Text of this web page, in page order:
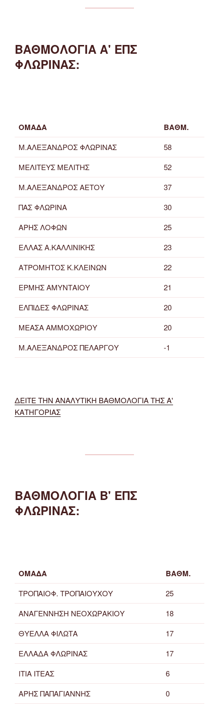
ΒΑΘΜΟΛΟΓΙΑ Α' ΕΠΣ
ΦΛΩΡΙΝΑΣ:
ΟΜΑΔΑ ΒΑΘΜ.
Μ.ΑΛΕΞΑΝΔΡΟΣ ΦΛΩΡΙΝΑΣ
58
ΜΕΛΙΤΕΥΣ ΜΕΛΙΤΗΣ
52
Μ.ΑΛΕΞΑΝΔΡΟΣ ΑΕΤΟΥ
37
ΠΑΣ ΦΛΩΡΙΝΑ
30
ΑΡΗΣ ΛΟΦΩΝ
25
ΕΛΛΑΣ Α.ΚΑΛΛΙΝΙΚΗΣ
23
ΑΤΡΟΜΗΤΟΣ Κ.ΚΛΕΙΝΩΝ
22
ΕΡΜΗΣ ΑΜΥΝΤΑΙΟΥ
21
ΕΛΠΙΔΕΣ ΦΛΩΡΙΝΑΣ
20
ΜΕΑΣΑ ΑΜΜΟΧΩΡΙΟΥ
20
Μ.ΑΛΕΞΑΝΔΡΟΣ ΠΕΛΑΡΓΟΥ
-1
ΔΕΙΤΕ ΤΗΝ ΑΝΑΛΥΤΙΚΗ ΒΑΘΜΟΛΟΓΙΑ ΤΗΣ Α'
ΚΑΤΗΓΟΡΙΑΣ
ΒΑΘΜΟΛΟΓΙΑ Β' ΕΠΣ
ΦΛΩΡΙΝΑΣ:
ΟΜΑΔΑ ΒΑΘΜ.
ΤΡΟΠΑΙΟΦ. ΤΡΟΠΑΙΟΥΧΟΥ
25
ΑΝΑΓΕΝΝΗΣΗ ΝΕΟΧΩΡΑΚΙΟΥ
18
ΘΥΕΛΛΑ ΦΙΛΩΤΑ
17
ΕΛΛΑΔΑ ΦΛΩΡΙΝΑΣ
17
ΙΤΙΑ ΙΤΕΑΣ
6
ΑΡΗΣ ΠΑΠΑΓΙΑΝΝΗΣ
0